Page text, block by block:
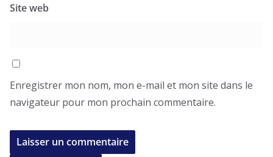
Site web
Enregistrer mon nom, mon e-mail et mon site dans le
navigateur pour mon prochain commentaire.